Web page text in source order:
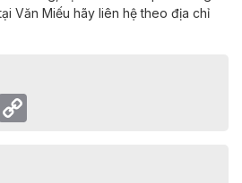
Văn Miếu hãy liên hệ theo địa chỉ